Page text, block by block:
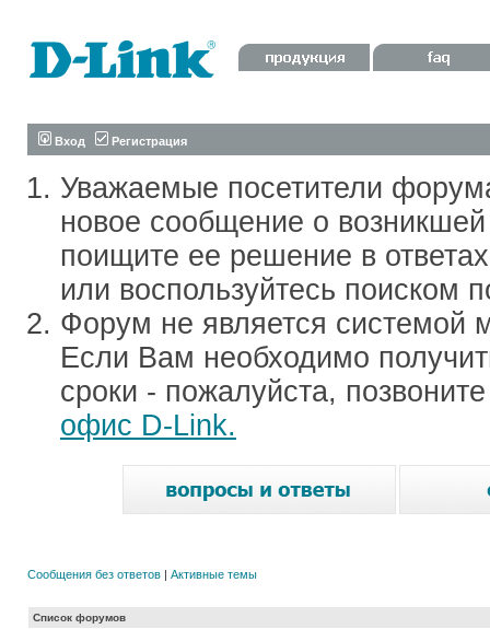
Вход Регистрация
Уважаемые посетители
новое сообщение о
поищите ее решение в
или воспользуйтесь поиском
Форум не является системой
Если Вам необходимо
сроки - пожалуйста,
офис D-Link.
Сообщения без ответов | Активные темы
Список форумов